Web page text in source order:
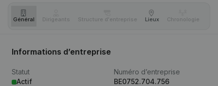
Général Dirigeants Structure d'entreprise Lieux Chronologie
Informations d’entreprise
Statut
Actif
Numéro d’entreprise
BE0752.704.756